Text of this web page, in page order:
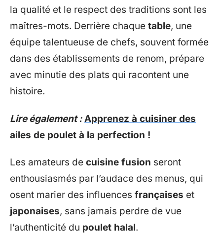
la qualité et le respect des traditions sont les
maîtres-mots. Derrière chaque table, une
équipe talentueuse de chefs, souvent formée
dans des établissements de renom, prépare
avec minutie des plats qui racontent une
histoire.
Lire également : Apprenez à cuisiner des
ailes de poulet à la perfection !
Les amateurs de cuisine fusion seront
enthousiasmés par l’audace des menus, qui
osent marier des influences françaises et
japonaises, sans jamais perdre de vue
l’authenticité du poulet halal.